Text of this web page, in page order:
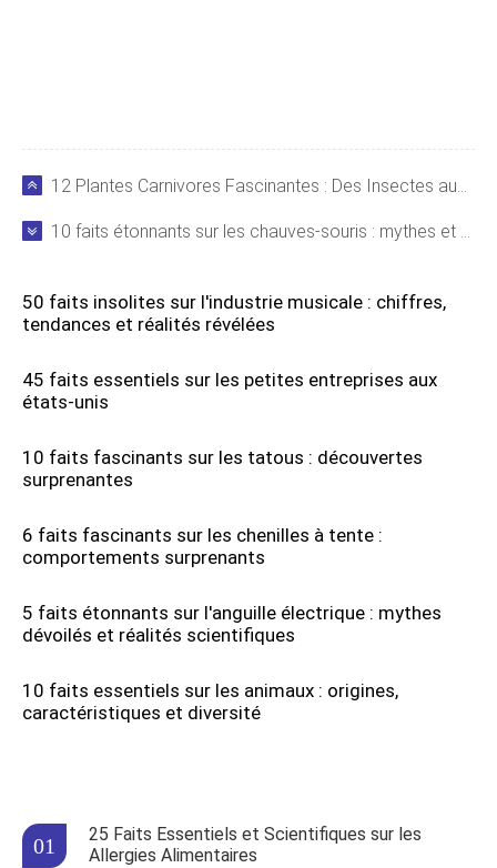
12 Plantes Carnivores Fascinantes : Des Insectes aux Petits Mammifères
10 faits étonnants sur les chauves-souris : mythes et réalités scientifiques
50 faits insolites sur l'industrie musicale : chiffres,
tendances et réalités révélées
45 faits essentiels sur les petites entreprises aux
états-unis
10 faits fascinants sur les tatous : découvertes
surprenantes
6 faits fascinants sur les chenilles à tente :
comportements surprenants
5 faits étonnants sur l'anguille électrique : mythes
dévoilés et réalités scientifiques
10 faits essentiels sur les animaux : origines,
caractéristiques et diversité
25 Faits Essentiels et Scientifiques sur les
Allergies Alimentaires